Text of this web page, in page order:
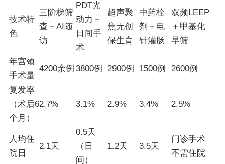
技术特
色
三阶梯筛
查＋AI随
访
PDT光
动力＋
日间手
术
超声聚
焦无创
保生育
中药栓
剂＋电
针灌肠
双频LEEP
＋甲基化
早筛
年宫颈
手术量
4200余例 3800例 2900例 1500例 2600例
复发率
（术后6
个月）
2.7% 3.1% 2.9% 3.4% 2.5%
人均住
院日
2.1天
0.5天
（日
间）
1.2天 3.5天
门诊手术
不需住院